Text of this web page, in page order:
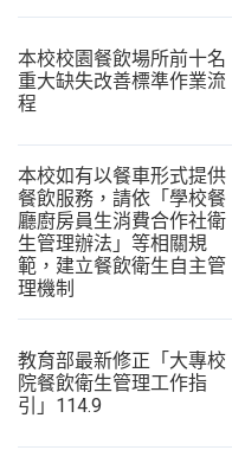
本校校園餐飲場所前十名
重大缺失改善標準作業流
程
本校如有以餐車形式提供
餐飲服務，請依「學校餐
廳廚房員生消費合作社衛
生管理辦法」等相關規
範，建立餐飲衛生自主管
理機制
教育部最新修正「大專校
院餐飲衛生管理工作指
引」114.9